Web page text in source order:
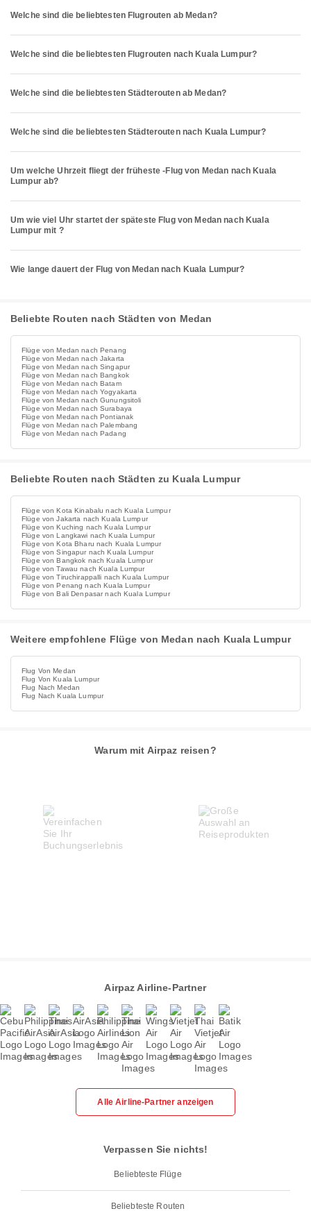
Welche sind die beliebtesten Flugrouten ab Medan?
Welche sind die beliebtesten Flugrouten nach Kuala Lumpur?
Welche sind die beliebtesten Städterouten ab Medan?
Welche sind die beliebtesten Städterouten nach Kuala Lumpur?
Um welche Uhrzeit fliegt der früheste -Flug von Medan nach Kuala
Lumpur ab?
Um wie viel Uhr startet der späteste Flug von Medan nach Kuala
Lumpur mit ?
Wie lange dauert der Flug von Medan nach Kuala Lumpur?
Beliebte Routen nach Städten von Medan
Flüge von Medan nach Penang
Flüge von Medan nach Jakarta
Flüge von Medan nach Singapur
Flüge von Medan nach Bangkok
Flüge von Medan nach Batam
Flüge von Medan nach Yogyakarta
Flüge von Medan nach Gunungsitoli
Flüge von Medan nach Surabaya
Flüge von Medan nach Pontianak
Flüge von Medan nach Palembang
Flüge von Medan nach Padang
Beliebte Routen nach Städten zu Kuala Lumpur
Flüge von Kota Kinabalu nach Kuala Lumpur
Flüge von Jakarta nach Kuala Lumpur
Flüge von Kuching nach Kuala Lumpur
Flüge von Langkawi nach Kuala Lumpur
Flüge von Kota Bharu nach Kuala Lumpur
Flüge von Singapur nach Kuala Lumpur
Flüge von Bangkok nach Kuala Lumpur
Flüge von Tawau nach Kuala Lumpur
Flüge von Tiruchirappalli nach Kuala Lumpur
Flüge von Penang nach Kuala Lumpur
Flüge von Bali Denpasar nach Kuala Lumpur
Weitere empfohlene Flüge von Medan nach Kuala Lumpur
Flug Von Medan
Flug Von Kuala Lumpur
Flug Nach Medan
Flug Nach Kuala Lumpur
Warum mit Airpaz reisen?
Airpaz Airline-Partner
Alle Airline-Partner anzeigen
Verpassen Sie nichts!
Beliebteste Flüge
Beliebteste Routen